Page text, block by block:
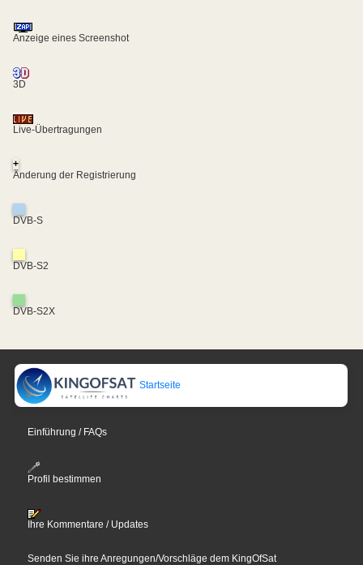
Anzeige eines Screenshot
3D
Live-Übertragungen
+
Änderung der Registrierung
DVB-S
DVB-S2
DVB-S2X
Startseite
Einführung / FAQs
Profil bestimmen
Ihre Kommentare / Updates
Senden Sie ihre Anregungen/Vorschläge dem KingOfSat